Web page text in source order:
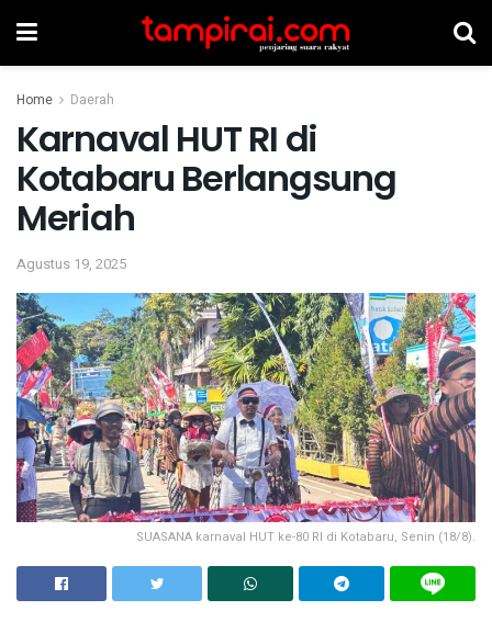
Home Daerah
Karnaval HUT RI di
Kotabaru Berlangsung
Meriah
Agustus 19, 2025
SUASANA karnaval HUT ke-80 RI di Kotabaru, Senin (18/8).